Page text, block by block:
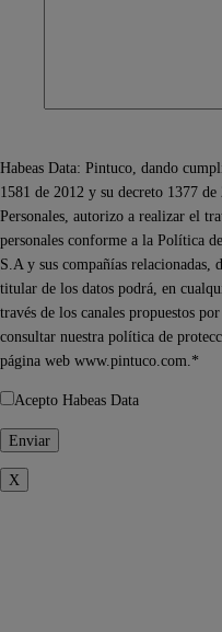
Habeas Data: Pintuco, dando
1581 de 2012 y su decreto 1377
Personales, autorizo a realizar el
personales conforme a la Política
S.A y sus compañías
titular de los datos podrá, en
través de los canales propuestos
consultar nuestra política de
página web www.pintuco.com.*
Acepto Habeas Data
X